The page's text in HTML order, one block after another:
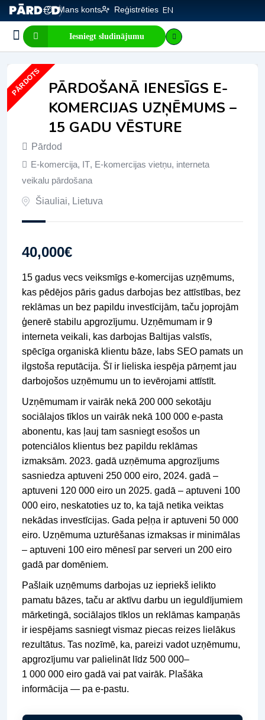
Mans konts Reģistrēties EN
Iesniegt sludinājumu
PĀRDOŠANĀ IENESĪGS E-
KOMERCIJAS UZŅĒMUMS –
15 GADU VĒSTURE
Pārdod
E-komercija, IT, E-komercijas vietņu, interneta
veikalu pārdošana
Šiauliai, Lietuva
PĀRDOTS
40,000€
15 gadus vecs veiksmīgs e-komercijas uzņēmums,
kas pēdējos pāris gadus darbojas bez attīstības, bez
reklāmas un bez papildu investīcijām, taču joprojām
ģenerē stabilu apgrozījumu. Uzņēmumam ir 9
interneta veikali, kas darbojas Baltijas valstīs,
spēcīga organiskā klientu bāze, labs SEO pamats un
ilgstoša reputācija. Šī ir lieliska iespēja pārņemt jau
darbojošos uzņēmumu un to ievērojami attīstīt.
Uzņēmumam ir vairāk nekā 200 000 sekotāju
sociālajos tīklos un vairāk nekā 100 000 e-pasta
abonentu, kas ļauj tam sasniegt esošos un
potenciālos klientus bez papildu reklāmas
izmaksām. 2023. gadā uzņēmuma apgrozījums
sasniedza aptuveni 250 000 eiro, 2024. gadā –
aptuveni 120 000 eiro un 2025. gadā – aptuveni 100
000 eiro, neskatoties uz to, ka tajā netika veiktas
nekādas investīcijas. Gada peļņa ir aptuveni 50 000
eiro. Uzņēmuma uzturēšanas izmaksas ir minimālas
– aptuveni 100 eiro mēnesī par serveri un 200 eiro
gadā par domēniem.
Pašlaik uzņēmums darbojas uz iepriekš ielikto
pamatu bāzes, taču ar aktīvu darbu un ieguldījumiem
mārketingā, sociālajos tīklos un reklāmas kampaņās
ir iespējams sasniegt vismaz piecas reizes lielākus
rezultātus. Tas nozīmē, ka, pareizi vadot uzņēmumu,
apgrozījumu var palielināt līdz 500 000–
1 000 000 eiro gadā vai pat vairāk. Plašāka
informācija — pa e-pastu.